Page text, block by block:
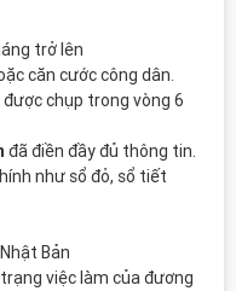
trở lên
căn cước công dân.
chụp trong vòng 6
đã điền đầy đủ thông tin.
như sổ đỏ, sổ tiết
Bản
việc làm của đương